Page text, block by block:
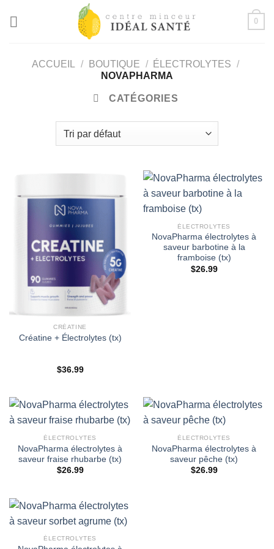
0
ACCUEIL / BOUTIQUE / ÉLECTROLYTES /
NOVAPHARMA
CATÉGORIES
CRÉATINE
Créatine + Électrolytes (tx)
$36.99
ÉLECTROLYTES
NovaPharma électrolytes à
saveur barbotine à la
framboise (tx)
$26.99
ÉLECTROLYTES
NovaPharma électrolytes à
saveur fraise rhubarbe (tx)
$26.99
ÉLECTROLYTES
NovaPharma électrolytes à
saveur pêche (tx)
$26.99
ÉLECTROLYTES